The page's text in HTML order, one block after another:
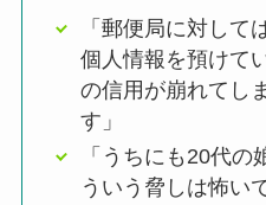
「郵便局に対して
個人情報を預けて
の信用が崩れてし
す」
「うちにも20代
ういう脅しは怖い